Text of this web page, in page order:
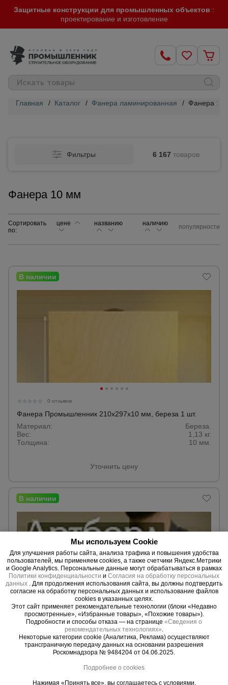
Защитные конструкции для промышленных объектов :
проектирование и изготовление
Главная / Каталог / Фанера ламинированная / Фанера 10
Фильтры 6 167 товаров
Фанера 10 мм
Сортировать
по:
цене названию наличию популярности
0 отзывов
Фанера Промышленник 210x297x10 мм, береза 1 шт.
Материал:
Береза.
Вес:
1,13 кг.
Толщина:
10 мм.
Уточнить цену
0 отзывов
Фанера Промышленник 210x297x10 мм, береза 5 шт.
Материал:
Береза.
подъемники
Вибротехника
для
Оборудование
для работы с
арматурой
Оборудование
для бетонных
работ
товаров
Мы используем Cookie
Для улучшения работы сайта, анализа трафика и повышения удобства
пользователей, мы применяем cookies, а также счетчики Яндекс.Метрики
и Google Analytics. Персональные данные могут обрабатываться в рамках
Политики конфиденциальности и Согласия на обработку персональных
данных . Для продолжения использования сайта, вы должны подтвердить
согласие на обработку персональных данных и использование файлов
cookies в указанных целях.
Этот сайт применяет рекомендательные технологии (блоки «Недавно
просмотренные», «Избранные товары», «Похожие товары»).
Подробности и способы отказа — на странице «Сведения о
рекомендательных технологиях».
Некоторые категории cookie (Аналитика, Реклама) осуществляют
трансграничную передачу данных на основании разрешения
Роскомнадзора № 9484204 от 04.06.2025.
Подробнее о cookies
Нажимая «Принять все», вы соглашаетесь с условиями.